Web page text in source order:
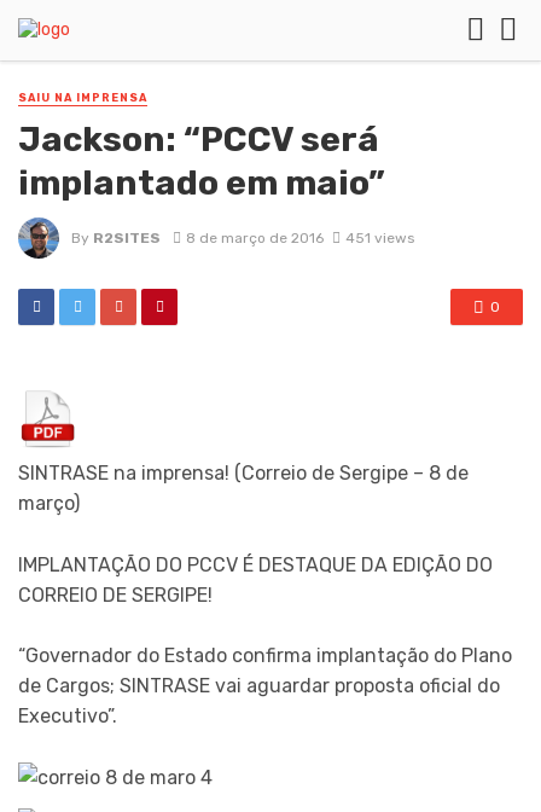
SAIU NA IMPRENSA
Jackson: “PCCV será
implantado em maio”
By R2SITES 8 de março de 2016 451 views
0
SINTRASE na imprensa! (Correio de Sergipe – 8 de
março)
IMPLANTAÇÃO DO PCCV É DESTAQUE DA EDIÇÃO DO
CORREIO DE SERGIPE!
“Governador do Estado confirma implantação do Plano
de Cargos; SINTRASE vai aguardar proposta oficial do
Executivo”.